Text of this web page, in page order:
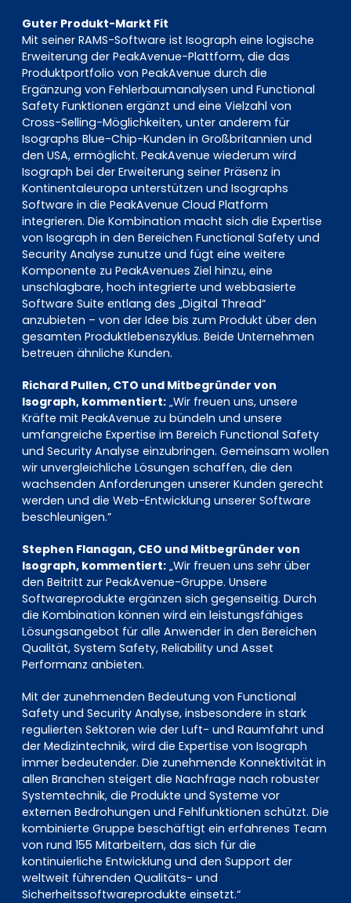
Guter Produkt-Markt Fit
Mit seiner RAMS-Software ist Isograph eine logische
Erweiterung der PeakAvenue-Plattform, die das
Produktportfolio von PeakAvenue durch die
Ergänzung von Fehlerbaumanalysen und Functional
Safety Funktionen ergänzt und eine Vielzahl von
Cross-Selling-Möglichkeiten, unter anderem für
Isographs Blue-Chip-Kunden in Großbritannien und
den USA, ermöglicht. PeakAvenue wiederum wird
Isograph bei der Erweiterung seiner Präsenz in
Kontinentaleuropa unterstützen und Isographs
Software in die PeakAvenue Cloud Platform
integrieren. Die Kombination macht sich die Expertise
von Isograph in den Bereichen Functional Safety und
Security Analyse zunutze und fügt eine weitere
Komponente zu PeakAvenues Ziel hinzu, eine
unschlagbare, hoch integrierte und webbasierte
Software Suite entlang des „Digital Thread“
anzubieten – von der Idee bis zum Produkt über den
gesamten Produktlebenszyklus. Beide Unternehmen
betreuen ähnliche Kunden.
Richard Pullen, CTO und Mitbegründer von
Isograph, kommentiert: „Wir freuen uns, unsere
Kräfte mit PeakAvenue zu bündeln und unsere
umfangreiche Expertise im Bereich Functional Safety
und Security Analyse einzubringen. Gemeinsam wollen
wir unvergleichliche Lösungen schaffen, die den
wachsenden Anforderungen unserer Kunden gerecht
werden und die Web-Entwicklung unserer Software
beschleunigen.”
Stephen Flanagan, CEO und Mitbegründer von
Isograph, kommentiert: „Wir freuen uns sehr über
den Beitritt zur PeakAvenue-Gruppe. Unsere
Softwareprodukte ergänzen sich gegenseitig. Durch
die Kombination können wird ein leistungsfähiges
Lösungsangebot für alle Anwender in den Bereichen
Qualität, System Safety, Reliability und Asset
Performanz anbieten.
Mit der zunehmenden Bedeutung von Functional
Safety und Security Analyse, insbesondere in stark
regulierten Sektoren wie der Luft- und Raumfahrt und
der Medizintechnik, wird die Expertise von Isograph
immer bedeutender. Die zunehmende Konnektivität in
allen Branchen steigert die Nachfrage nach robuster
Systemtechnik, die Produkte und Systeme vor
externen Bedrohungen und Fehlfunktionen schützt. Die
kombinierte Gruppe beschäftigt ein erfahrenes Team
von rund 155 Mitarbeitern, das sich für die
kontinuierliche Entwicklung und den Support der
weltweit führenden Qualitäts- und
Sicherheitssoftwareprodukte einsetzt.“